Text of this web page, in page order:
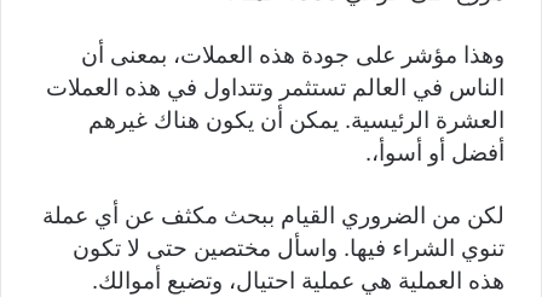
وهذا مؤشر على جودة هذه العملات، بمعنى أن
الناس في العالم تستثمر وتتداول في هذه العملات
العشرة الرئيسية. يمكن أن يكون هناك غيرهم
أفضل أو أسوأ،.
لكن من الضروري القيام ببحث مكثف عن أي عملة
تنوي الشراء فيها. واسأل مختصين حتى لا تكون
هذه العملية هي عملية احتيال، وتضيع أموالك.